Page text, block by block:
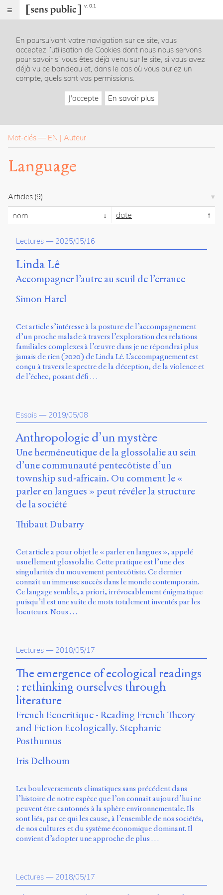
v. 0.1
Index
Rubriques
Essais
La
revue
Présentation
Publier
du
site
Archipel
En
ligne
Université
de
Sherbrooke
Campus
B1-
12723
150
Pl.
Charles-
Le
Moyne
Longueuil
(QC)
J4K
Canada
2104-
3272
Sens
public
0.1
Jannon
de
Storm
Type
Foundry
Muli
de
Vernon
Ce
été
conçu
par
Julie
Blanc,
De
Barros,
En poursuivant votre navigation sur ce site, vous
acceptez l’utilisation de Cookies dont nous nous servons
pour savoir si vous êtes déjà venu sur le site, si vous avez
déjà vu ce bandeau et, dans le cas où vous auriez un
compte, quels sont vos permissions.
J'accepte En savoir plus
Mot-clés — EN Auteur
Language
Articles (9)
nom date
Lectures — 2025/05/16
Linda Lê
Accompagner l’autre au seuil de l’errance
Simon Harel
Cet article s’intéresse à la posture de l’accompagnement
d’un proche malade à travers l’exploration des relations
familiales complexes à l’œuvre dans je ne répondrai plus
jamais de rien (2020) de Linda Lê. L’accompagnement est
conçu à travers le spectre de la déception, de la violence et
de l’échec, posant défi …
Essais — 2019/05/08
Anthropologie d’un mystère
Une herméneutique de la glossolalie au sein
d’une communauté pentecôtiste d’un
township sud-africain. Ou comment le «
parler en langues » peut révéler la structure
de la société
Thibaut Dubarry
Cet article a pour objet le « parler en langues », appelé
usuellement glossolalie. Cette pratique est l’une des
singularités du mouvement pentecôtiste. Ce dernier
connaît un immense succès dans le monde contemporain.
Ce langage semble, a priori, irrévocablement énigmatique
puisqu’il est une suite de mots totalement inventés par les
locuteurs. Nous …
Lectures — 2018/05/17
The emergence of ecological readings
: rethinking ourselves through
literature
French Ecocritique - Reading French Theory
and Fiction Ecologically. Stephanie
Posthumus
Iris Delhoum
Les bouleversements climatiques sans précédent dans
l’histoire de notre espèce que l’on connaît aujourd’hui ne
peuvent être cantonnés à la sphère environnementale. Ils
sont liés, par ce qui les cause, à l’ensemble de nos sociétés,
de nos cultures et du système économique dominant. Il
convient d’adopter une approche de plus …
Lectures — 2018/05/17